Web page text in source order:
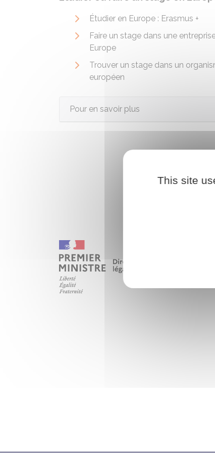
Étudier en Europe : Erasmus +
Faire un stage dans une
Europe
Trouver un stage dans un
européen
Pour en savoir plus
This site